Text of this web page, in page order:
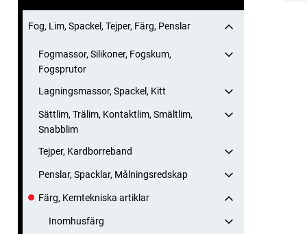
Fog, Lim, Spackel, Tejper, Färg, Penslar
Fogmassor, Silikoner, Fogskum,
Fogsprutor
Lagningsmassor, Spackel, Kitt
Sättlim, Trälim, Kontaktlim, Smältlim,
Snabblim
Tejper, Kardborreband
Penslar, Spacklar, Målningsredskap
Färg, Kemtekniska artiklar
Inomhusfärg